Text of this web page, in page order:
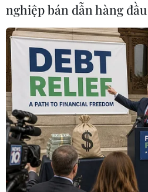
hành khách để hành
phí test nhanh, hành
tiếp cho đơn vị thực hiện
cảng hàng không quốc tế.
Đặc biệt, Cục Hàng không
chi phí test nhanh không
của Bộ Y tế công bố./.
nghiệp bán dẫn hàng